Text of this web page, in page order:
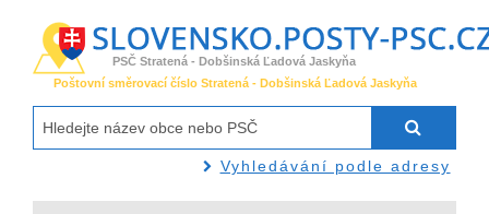
PSČ Stratená - Dobšinská Ľadová Jaskyňa
Poštovní směrovací číslo Stratená - Dobšinská Ľadová Jaskyňa
Vyhledávání podle adresy